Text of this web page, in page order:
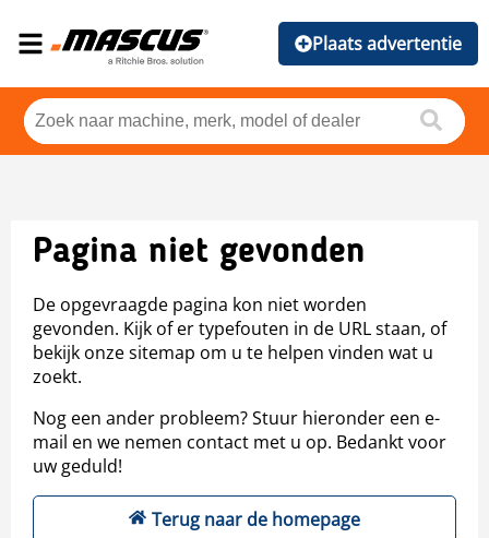
Plaats advertentie
Pagina niet gevonden
De opgevraagde pagina kon niet worden
gevonden. Kijk of er typefouten in de URL staan, of
bekijk onze sitemap om u te helpen vinden wat u
zoekt.
Nog een ander probleem? Stuur hieronder een e-
mail en we nemen contact met u op. Bedankt voor
uw geduld!
Terug naar de homepage